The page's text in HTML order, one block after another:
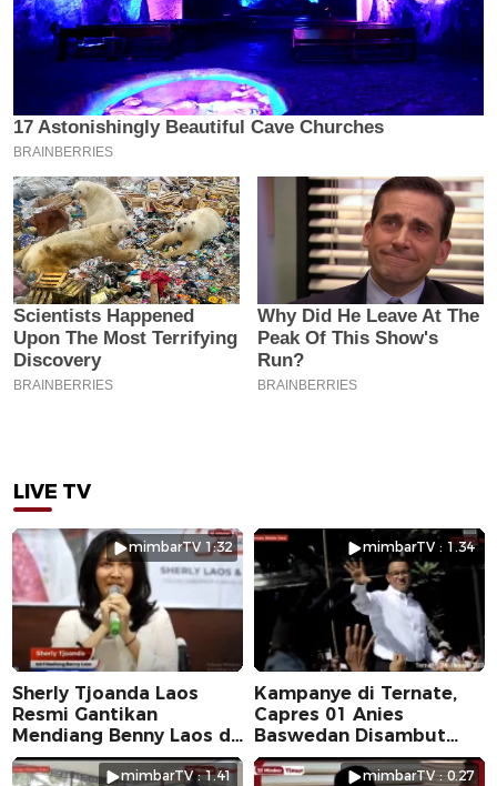
LIVE TV
mimbarTV 1:32
Sherly Tjoanda Laos
Resmi Gantikan
Mendiang Benny Laos di
Pilkada 2024
mimbarTV : 1.34
Kampanye di Ternate,
Capres 01 Anies
Baswedan Disambut
Ribuan Warga
mimbarTV : 1.41 mimbarTV : 0.27